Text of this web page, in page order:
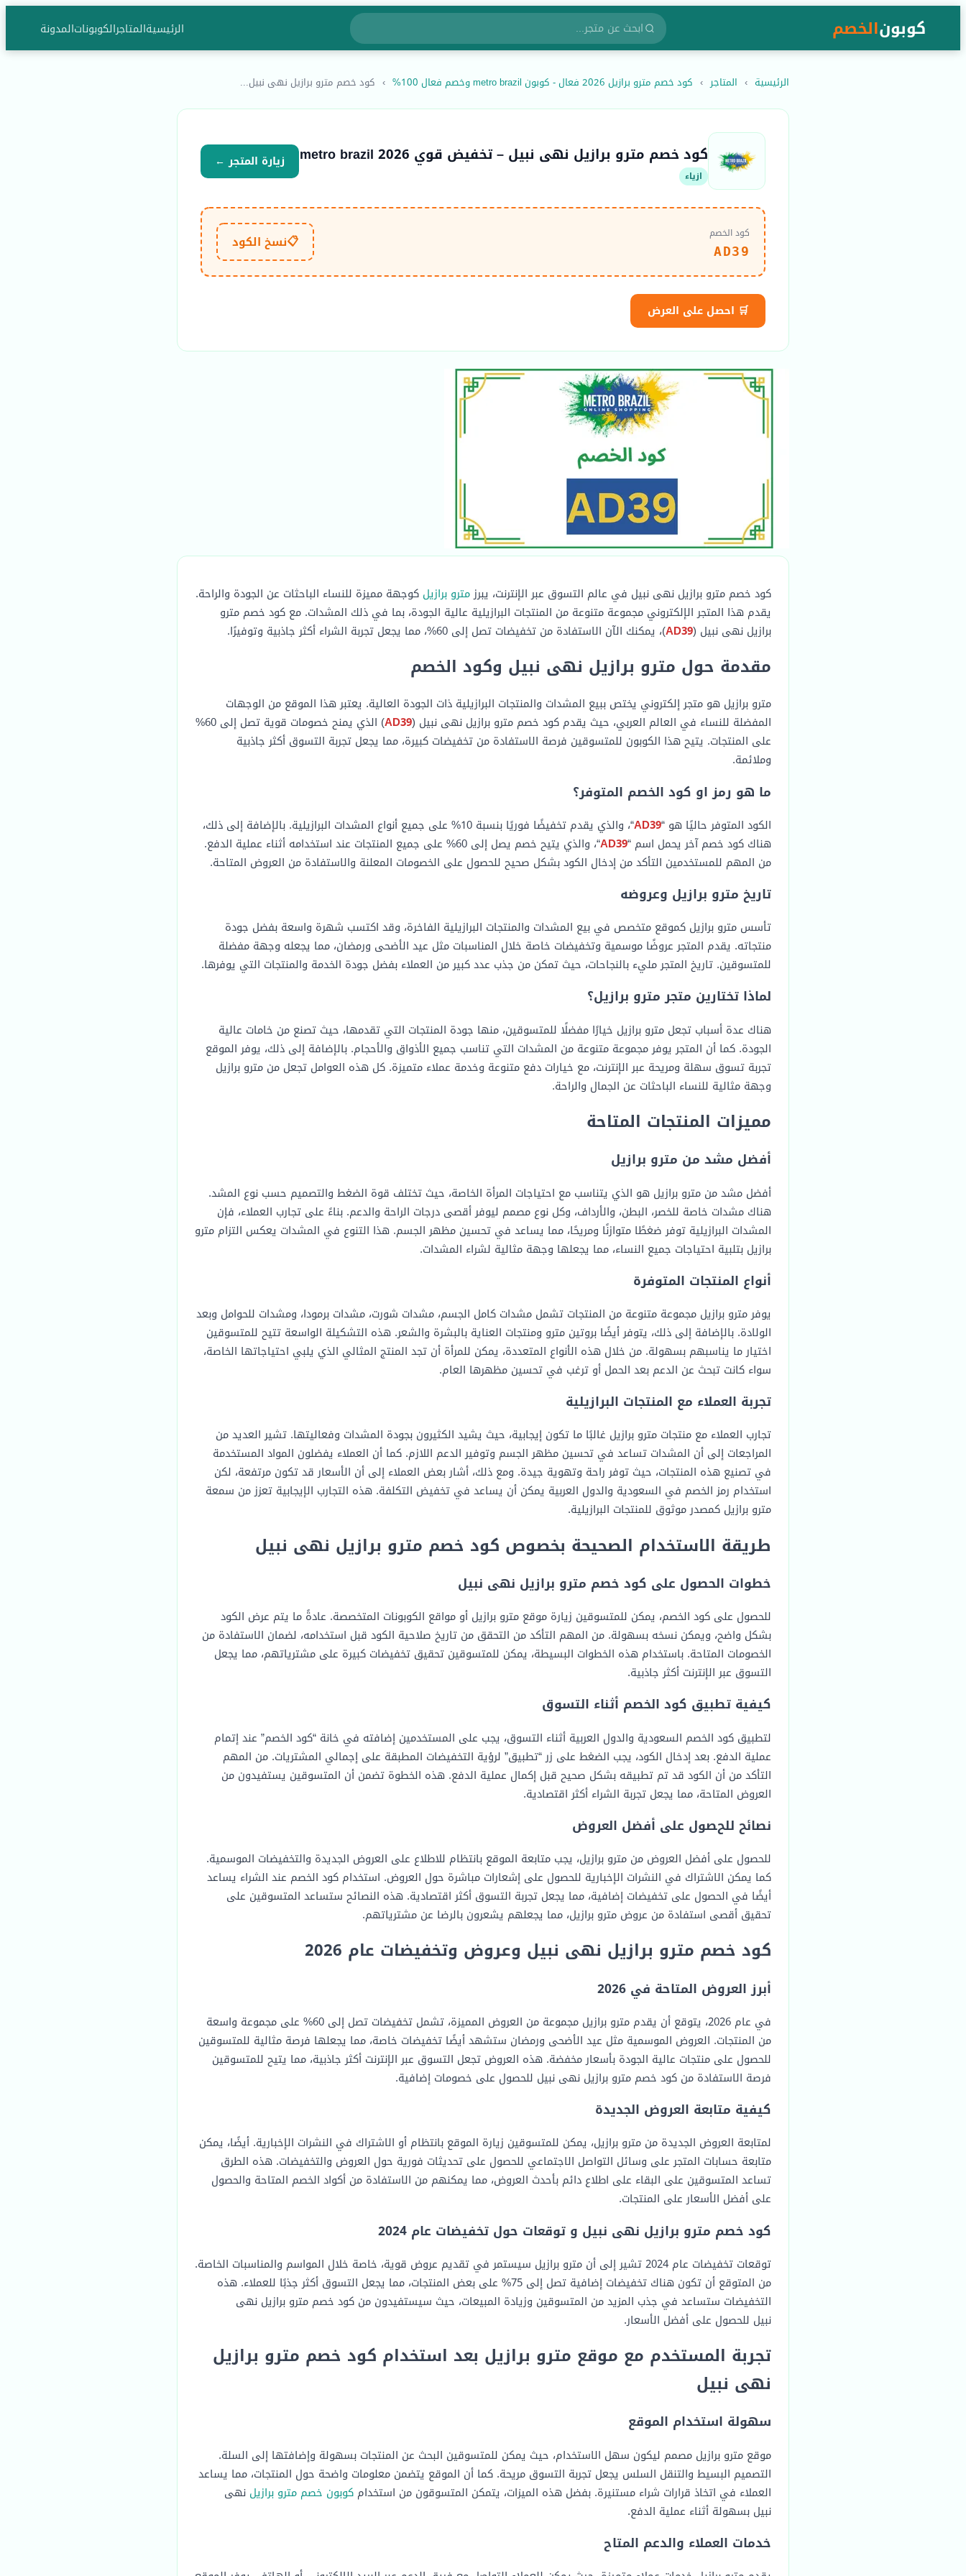
كوبونالخصم الرئيسيةالمتاجرالكوبوناتالمدونة
الرئيسية › المتاجر › كود خصم مترو برازيل 2026 فعال - كوبون metro brazil وخصم فعال 100% › كود خصم مترو برازيل نهى نبيل...
كود خصم مترو برازيل نهى نبيل – تخفيض قوي 2026 metro brazil
ازياء
زيارة المتجر ←
كود الخصم
AD39
📋نسخ الكود
🛒 احصل على العرض
كود خصم مترو برازيل نهى نبيل في عالم التسوق عبر الإنترنت، يبرزمترو برازيل كوجهة مميزة للنساء الباحثات عن الجودة والراحة.
يقدم هذا المتجر الإلكتروني مجموعة متنوعة من المنتجات البرازيلية عالية الجودة، بما في ذلك المشدات. مع كود خصم مترو
برازيل نهى نبيل (AD39)، يمكنك الآن الاستفادة من تخفيضات تصل إلى 60%، مما يجعل تجربة الشراء أكثر جاذبية وتوفيرًا.
مقدمة حول مترو برازيل نهى نبيل وكود الخصم
مترو برازيل هو متجر إلكتروني يختص ببيع المشدات والمنتجات البرازيلية ذات الجودة العالية. يعتبر هذا الموقع من الوجهات
المفضلة للنساء في العالم العربي، حيث يقدم كود خصم مترو برازيل نهى نبيل (AD39
) الذي يمنح خصومات قوية تصل إلى 60%
على المنتجات. يتيح هذا الكوبون للمتسوقين فرصة الاستفادة من تخفيضات كبيرة، مما يجعل تجربة التسوق أكثر جاذبية
وملائمة.
ما هو رمز او كود الخصم المتوفر؟
الكود المتوفر حاليًا هو “AD39
“، والذي يقدم تخفيضًا فوريًا بنسبة 10% على جميع أنواع المشدات البرازيلية. بالإضافة إلى ذلك،
هناك كود خصم آخر يحمل اسم “AD39
“، والذي يتيح خصم يصل إلى 60% على جميع المنتجات عند استخدامه أثناء عملية الدفع.
من المهم للمستخدمين التأكد من إدخال الكود بشكل صحيح للحصول على الخصومات المعلنة والاستفادة من العروض المتاحة.
تاريخ مترو برازيل وعروضه
تأسس مترو برازيل كموقع متخصص في بيع المشدات والمنتجات البرازيلية الفاخرة، وقد اكتسب شهرة واسعة بفضل جودة
منتجاته. يقدم المتجر عروضًا موسمية وتخفيضات خاصة خلال المناسبات مثل عيد الأضحى ورمضان، مما يجعله وجهة مفضلة
للمتسوقين. تاريخ المتجر مليء بالنجاحات، حيث تمكن من جذب عدد كبير من العملاء بفضل جودة الخدمة والمنتجات التي يوفرها.
لماذا تختارين متجر مترو برازيل؟
هناك عدة أسباب تجعل مترو برازيل خيارًا مفضلًا للمتسوقين، منها جودة المنتجات التي تقدمها، حيث تصنع من خامات عالية
الجودة. كما أن المتجر يوفر مجموعة متنوعة من المشدات التي تناسب جميع الأذواق والأحجام. بالإضافة إلى ذلك، يوفر الموقع
تجربة تسوق سهلة ومريحة عبر الإنترنت، مع خيارات دفع متنوعة وخدمة عملاء متميزة. كل هذه العوامل تجعل من مترو برازيل
وجهة مثالية للنساء الباحثات عن الجمال والراحة.
مميزات المنتجات المتاحة
أفضل مشد من مترو برازيل
أفضل مشد من مترو برازيل هو الذي يتناسب مع احتياجات المرأة الخاصة، حيث تختلف قوة الضغط والتصميم حسب نوع المشد.
هناك مشدات خاصة للخصر، البطن، والأرداف، وكل نوع مصمم ليوفر أقصى درجات الراحة والدعم. بناءً على تجارب العملاء، فإن
المشدات البرازيلية توفر ضغطًا متوازنًا ومريحًا، مما يساعد في تحسين مظهر الجسم. هذا التنوع في المشدات يعكس التزام مترو
برازيل بتلبية احتياجات جميع النساء، مما يجعلها وجهة مثالية لشراء المشدات.
أنواع المنتجات المتوفرة
يوفر مترو برازيل مجموعة متنوعة من المنتجات تشمل مشدات كامل الجسم، مشدات شورت، مشدات برمودا، ومشدات للحوامل وبعد
الولادة. بالإضافة إلى ذلك، يتوفر أيضًا بروتين مترو ومنتجات العناية بالبشرة والشعر. هذه التشكيلة الواسعة تتيح للمتسوقين
اختيار ما يناسبهم بسهولة. من خلال هذه الأنواع المتعددة، يمكن للمرأة أن تجد المنتج المثالي الذي يلبي احتياجاتها الخاصة،
سواء كانت تبحث عن الدعم بعد الحمل أو ترغب في تحسين مظهرها العام.
تجربة العملاء مع المنتجات البرازيلية
تجارب العملاء مع منتجات مترو برازيل غالبًا ما تكون إيجابية، حيث يشيد الكثيرون بجودة المشدات وفعاليتها. تشير العديد من
المراجعات إلى أن المشدات تساعد في تحسين مظهر الجسم وتوفير الدعم اللازم. كما أن العملاء يفضلون المواد المستخدمة
في تصنيع هذه المنتجات، حيث توفر راحة وتهوية جيدة. ومع ذلك، أشار بعض العملاء إلى أن الأسعار قد تكون مرتفعة، لكن
استخدام رمز الخصم في السعودية والدول العربية يمكن أن يساعد في تخفيض التكلفة. هذه التجارب الإيجابية تعزز من سمعة
مترو برازيل كمصدر موثوق للمنتجات البرازيلية.
طريقة الاستخدام الصحيحة بخصوص كود خصم مترو برازيل نهى نبيل
خطوات الحصول على كود خصم مترو برازيل نهى نبيل
للحصول على كود الخصم، يمكن للمتسوقين زيارة موقع مترو برازيل أو مواقع الكوبونات المتخصصة. عادةً ما يتم عرض الكود
بشكل واضح، ويمكن نسخه بسهولة. من المهم التأكد من التحقق من تاريخ صلاحية الكود قبل استخدامه، لضمان الاستفادة من
الخصومات المتاحة. باستخدام هذه الخطوات البسيطة، يمكن للمتسوقين تحقيق تخفيضات كبيرة على مشترياتهم، مما يجعل
التسوق عبر الإنترنت أكثر جاذبية.
كيفية تطبيق كود الخصم أثناء التسوق
لتطبيق كود الخصم السعودية والدول العربية أثناء التسوق، يجب على المستخدمين إضافته في خانة “كود الخصم” عند إتمام
عملية الدفع. بعد إدخال الكود، يجب الضغط على زر “تطبيق” لرؤية التخفيضات المطبقة على إجمالي المشتريات. من المهم
التأكد من أن الكود قد تم تطبيقه بشكل صحيح قبل إكمال عملية الدفع. هذه الخطوة تضمن أن المتسوقين يستفيدون من
العروض المتاحة، مما يجعل تجربة الشراء أكثر اقتصادية.
نصائح للحصول على أفضل العروض
للحصول على أفضل العروض من مترو برازيل، يجب متابعة الموقع بانتظام للاطلاع على العروض الجديدة والتخفيضات الموسمية.
كما يمكن الاشتراك في النشرات الإخبارية للحصول على إشعارات مباشرة حول العروض. استخدام كود الخصم عند الشراء يساعد
أيضًا في الحصول على تخفيضات إضافية، مما يجعل تجربة التسوق أكثر اقتصادية. هذه النصائح ستساعد المتسوقين على
تحقيق أقصى استفادة من عروض مترو برازيل، مما يجعلهم يشعرون بالرضا عن مشترياتهم.
كود خصم مترو برازيل نهى نبيل وعروض وتخفيضات عام 2026
أبرز العروض المتاحة في 2026
في عام 2026، يتوقع أن يقدم مترو برازيل مجموعة من العروض المميزة، تشمل تخفيضات تصل إلى 60% على مجموعة واسعة
من المنتجات. العروض الموسمية مثل عيد الأضحى ورمضان ستشهد أيضًا تخفيضات خاصة، مما يجعلها فرصة مثالية للمتسوقين
للحصول على منتجات عالية الجودة بأسعار مخفضة. هذه العروض تجعل التسوق عبر الإنترنت أكثر جاذبية، مما يتيح للمتسوقين
فرصة الاستفادة من كود خصم مترو برازيل نهى نبيل للحصول على خصومات إضافية.
كيفية متابعة العروض الجديدة
لمتابعة العروض الجديدة من مترو برازيل، يمكن للمتسوقين زيارة الموقع بانتظام أو الاشتراك في النشرات الإخبارية. أيضًا، يمكن
متابعة حسابات المتجر على وسائل التواصل الاجتماعي للحصول على تحديثات فورية حول العروض والتخفيضات. هذه الطرق
تساعد المتسوقين على البقاء على اطلاع دائم بأحدث العروض، مما يمكنهم من الاستفادة من أكواد الخصم المتاحة والحصول
على أفضل الأسعار على المنتجات.
كود خصم مترو برازيل نهى نبيل و توقعات حول تخفيضات عام 2024
توقعات تخفيضات عام 2024 تشير إلى أن مترو برازيل سيستمر في تقديم عروض قوية، خاصة خلال المواسم والمناسبات الخاصة.
من المتوقع أن تكون هناك تخفيضات إضافية تصل إلى 75% على بعض المنتجات، مما يجعل التسوق أكثر جذبًا للعملاء. هذه
التخفيضات ستساعد في جذب المزيد من المتسوقين وزيادة المبيعات، حيث سيستفيدون من كود خصم مترو برازيل نهى
نبيل للحصول على أفضل الأسعار.
تجربة المستخدم مع موقع مترو برازيل بعد استخدام كود خصم مترو برازيل
نهى نبيل
سهولة استخدام الموقع
موقع مترو برازيل مصمم ليكون سهل الاستخدام، حيث يمكن للمتسوقين البحث عن المنتجات بسهولة وإضافتها إلى السلة.
التصميم البسيط والتنقل السلس يجعل تجربة التسوق مريحة. كما أن الموقع يتضمن معلومات واضحة حول المنتجات، مما يساعد
العملاء في اتخاذ قرارات شراء مستنيرة. بفضل هذه الميزات، يتمكن المتسوقون من استخدام كوبون خصم مترو برازيل نهى
نبيل بسهولة أثناء عملية الدفع.
خدمات العملاء والدعم المتاح